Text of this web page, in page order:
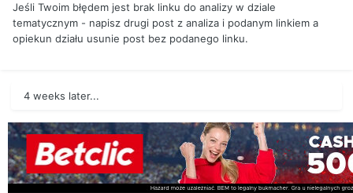
Jeśli Twoim błędem jest brak linku do analizy w dziale
tematycznym - napisz drugi post z analiza i podanym linkiem a
opiekun działu usunie post bez podanego linku.
4 weeks later...